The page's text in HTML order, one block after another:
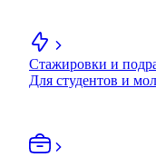
Стажировки и
Для студентов и